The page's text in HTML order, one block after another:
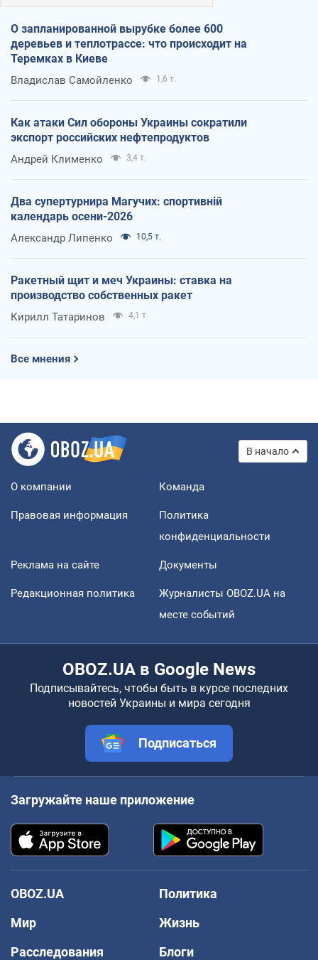
О запланированной вырубке более 600
деревьев и теплотрассе: что происходит на
Теремках в Киеве
Владислав Самойленко 1,6 т.
Как атаки Сил обороны Украины сократили
экспорт российских нефтепродуктов
Андрей Клименко 3,4 т.
Два супертурнира Магучих: спортивній
календарь осени-2026
Александр Липенко 10,5 т.
Ракетный щит и меч Украины: ставка на
производство собственных ракет
Кирилл Татаринов 4,1 т.
Все мнения
В начало
О компании Команда
Правовая информация
Политика
конфиденциальности
Реклама на сайте Документы
Редакционная политика
Журналисты OBOZ.UA на
месте событий
OBOZ.UA в Google News
Подписывайтесь, чтобы быть в курсе последних
новостей Украины и мира сегодня
Подписаться
Загружайте наше приложение
OBOZ.UA
Политика
Мир
Жизнь
Расследования
Блоги